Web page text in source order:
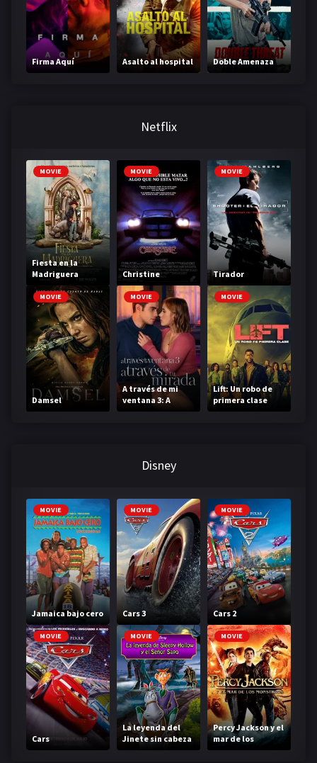
Firma Aquí Asalto al hospital Doble Amenaza
Netflix
MOVIE
Fiesta en la
Madriguera
MOVIE
Christine
MOVIE
Tirador
MOVIE
Damsel
MOVIE
A través de mi
ventana 3: A
través de tu
MOVIE
Lift: Un robo de
primera clase
Disney
MOVIE
Jamaica bajo cero
MOVIE
Cars 3
MOVIE
Cars 2
MOVIE
Cars
MOVIE
La leyenda del
Jinete sin cabeza
MOVIE
Percy Jackson y el
mar de los
monstruos